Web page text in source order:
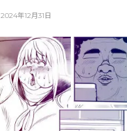
2024年12月31日